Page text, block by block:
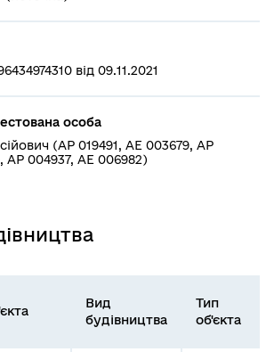
від 09.11.2021
особа
(АР 019491, АЕ 003679, АР
АР 004937, АЕ 006982)
Вид
будівництва
Тип
об'єкта